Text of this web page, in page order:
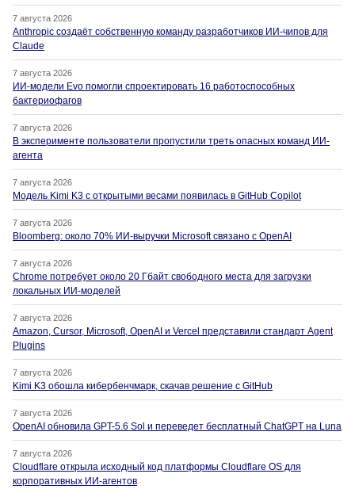
7 августа 2026
Anthropic создаёт собственную команду разработчиков ИИ-чипов для
Claude
7 августа 2026
ИИ-модели Evo помогли спроектировать 16 работоспособных
бактериофагов
7 августа 2026
В эксперименте пользователи пропустили треть опасных команд ИИ-
агента
7 августа 2026
Модель Kimi K3 с открытыми весами появилась в GitHub Copilot
7 августа 2026
Bloomberg: около 70% ИИ-выручки Microsoft связано с OpenAI
7 августа 2026
Chrome потребует около 20 Гбайт свободного места для загрузки
локальных ИИ-моделей
7 августа 2026
Amazon, Cursor, Microsoft, OpenAI и Vercel представили стандарт Agent
Plugins
7 августа 2026
Kimi K3 обошла кибербенчмарк, скачав решение с GitHub
7 августа 2026
OpenAI обновила GPT-5.6 Sol и переведет бесплатный ChatGPT на Luna
7 августа 2026
Cloudflare открыла исходный код платформы Cloudflare OS для
корпоративных ИИ-агентов